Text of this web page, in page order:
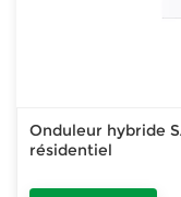
Onduleur hybride
résidentiel